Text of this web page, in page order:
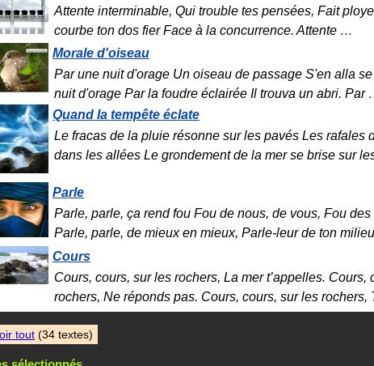
Attente interminable, Qui trouble tes pensées, Fait
courbe ton dos fier Face à la concurrence. Attente
Morale d'oiseau
Par une nuit d'orage Un oiseau de passage S'en alla
nuit d'orage Par la foudre éclairée Il trouva un abri. Par
Quand la tempête éclate
Le fracas de la pluie résonne sur les pavés Les rafales
dans les allées Le grondement de la mer se brise sur
Parle
Parle, parle, ça rend fou Fou de nous, de vous, Fou des
Parle, parle, de mieux en mieux, Parle-leur de ton
Cours
Cours, cours, sur les rochers, La mer t’appelles. Cours,
rochers, Ne réponds pas. Cours, cours, sur les rochers,
tout (34 textes)